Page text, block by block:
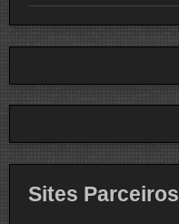
Sites Parceiros